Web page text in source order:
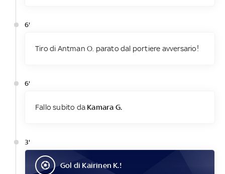
6'
Tiro di Antman O. parato dal portiere avversario!
6'
Fallo subito da Kamara G.
3'
Gol di Kairinen K.!